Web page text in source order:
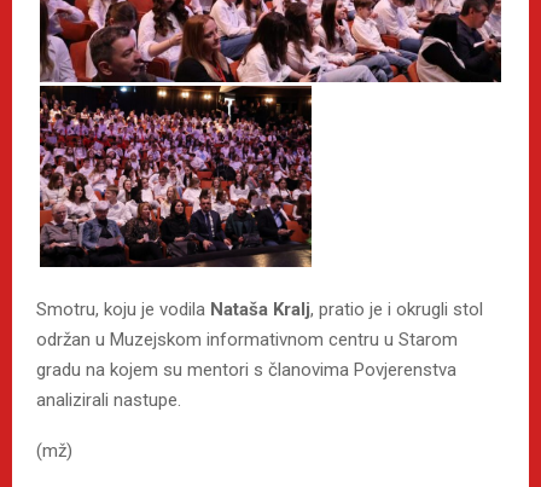
Smotru, koju je vodila Nataša Kralj, pratio je i okrugli stol
održan u Muzejskom informativnom centru u Starom
gradu na kojem su mentori s članovima Povjerenstva
analizirali nastupe.
(mž)